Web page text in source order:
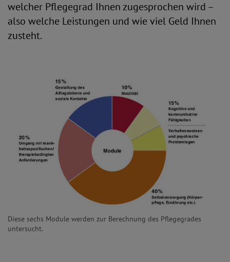
welcher Pflegegrad Ihnen zugesprochen wird –
also welche Leistungen und wie viel Geld Ihnen
zusteht.
Diese sechs Module werden zur Berechnung des Pflegegrades
untersucht.